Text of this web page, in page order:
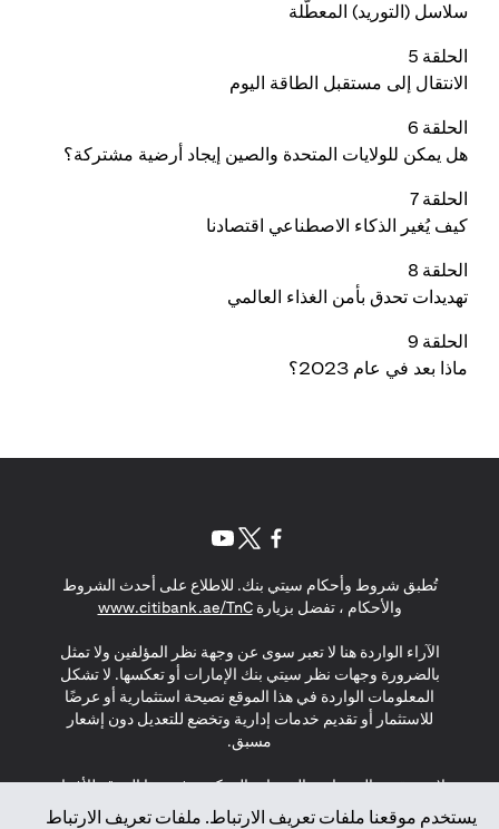
سلاسل (التوريد) المعطّلة
الحلقة 5
الانتقال إلى مستقبل الطاقة اليوم
الحلقة 6
هل يمكن للولايات المتحدة والصين إيجاد أرضية مشتركة؟
الحلقة 7
كيف يُغير الذكاء الاصطناعي اقتصادنا
الحلقة 8
تهديدات تحدق بأمن الغذاء العالمي
الحلقة 9
ماذا بعد في عام 2023؟
يستخدم موقعنا ملفات تعريف الارتباط. ملفات تعريف الارتباط
تُطبق شروط وأحكام سيتي بنك. للاطلاع على أحدث الشروط
والأحكام ، تفضل بزيارةwww.citibank.ae/TnC
in a new tab
الآراء الواردة هنا لا تعبر سوى عن وجهة نظر المؤلفين ولا تمثل
بالضرورة وجهات نظر سيتي بنك الإمارات أو تعكسها. لا تشكل
المعلومات الواردة في هذا الموقع نصيحة استثمارية أو عرضًا
للاستثمار أو تقديم خدمات إدارية وتخضع للتعديل دون إشعار
مسبق.
لا يتم تقديم المنتجات والخدمات المذكورة في هذا الموقع للأفراد
المقيمين في الاتحاد الأوروبي أو المنطقة الاقتصادية الأوروبية أو